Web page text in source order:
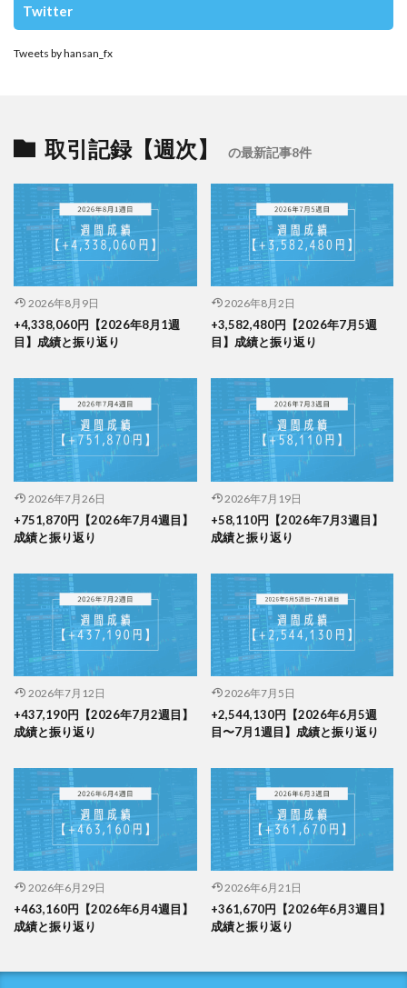
Twitter
Tweets by hansan_fx
取引記録【週次】 の最新記事8件
2026年8月9日
+4,338,060円【2026年8月1週
目】成績と振り返り
2026年8月2日
+3,582,480円【2026年7月5週
目】成績と振り返り
2026年7月26日
+751,870円【2026年7月4週目】
成績と振り返り
2026年7月19日
+58,110円【2026年7月3週目】
成績と振り返り
2026年7月12日
+437,190円【2026年7月2週目】
成績と振り返り
2026年7月5日
+2,544,130円【2026年6月5週
目〜7月1週目】成績と振り返り
2026年6月29日
+463,160円【2026年6月4週目】
成績と振り返り
2026年6月21日
+361,670円【2026年6月3週目】
成績と振り返り